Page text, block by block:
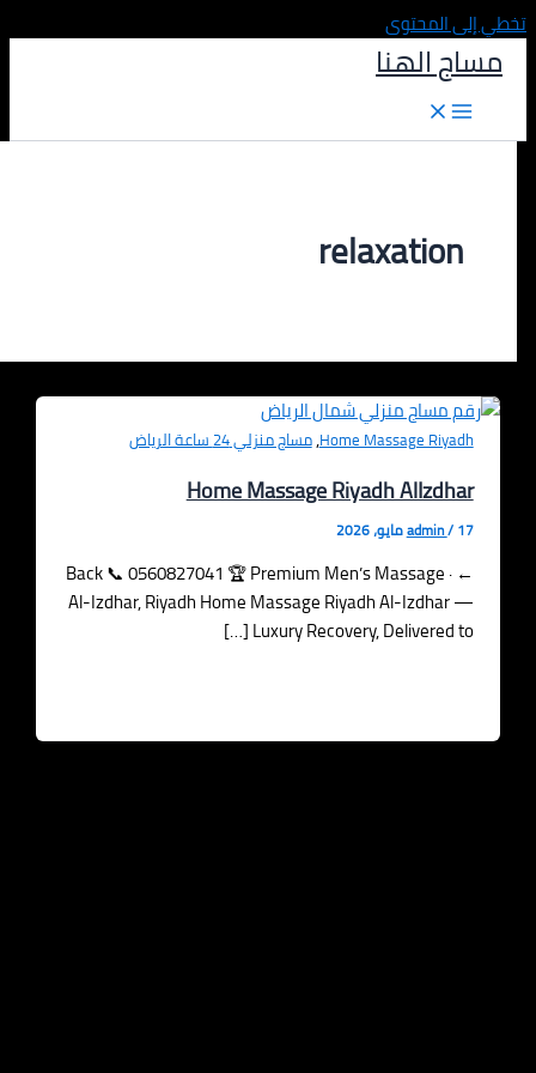
Home Massage
,مساج منزلي 24 ساعة الرياض
Home Massage Riyadh
← Back 📞 0560827041 🏆 Premium Men’s Massage ·
Al-Izdhar, Riyadh Home Massage Riyadh Al-
Luxury Recovery, Delivered